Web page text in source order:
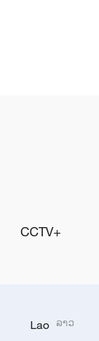
CCTV+
Lao ລາວ